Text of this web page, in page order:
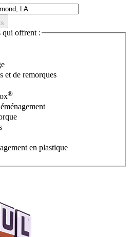
qui offrent :
et de remorques
®
en plastique